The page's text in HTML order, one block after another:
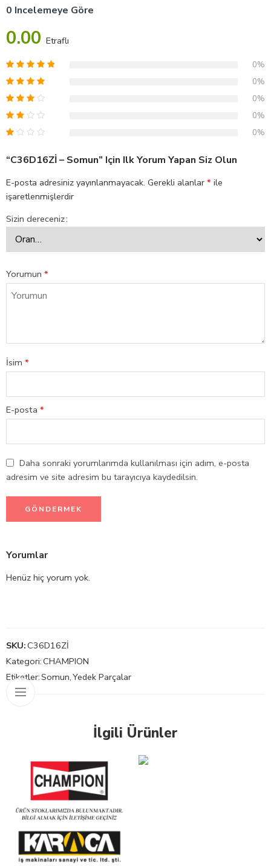
0 Incelemeye Göre
0.00 Etraflı
0%
0%
0%
0%
0%
“C36D16Zİ – Somun” Için Ilk Yorum Yapan Siz Olun
E-posta adresiniz yayınlanmayacak. Gerekli alanlar * ile
işaretlenmişlerdir
Sizin dereceniz
Yorumun *
İsim *
E-posta *
Daha sonraki yorumlarımda kullanılması için adım, e-posta
adresim ve site adresim bu tarayıcıya kaydedilsin.
Yorumlar
Henüz hiç yorum yok.
SKU:C36D16Zİ
Kategori:CHAMPION
Etiketler:Somun,Yedek Parçalar
İlgili Ürünler